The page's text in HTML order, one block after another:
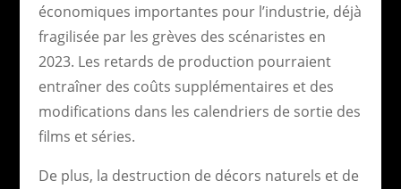
économiques importantes pour l’industrie, déjà
fragilisée par les grèves des scénaristes en
2023. Les retards de production pourraient
entraîner des coûts supplémentaires et des
modifications dans les calendriers de sortie des
films et séries.
De plus, la destruction de décors naturels et de